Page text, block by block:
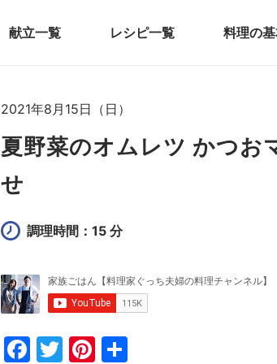
献立一覧 レシピ一覧 料理の
2021年8月15日（日）
夏野菜のオムレツ かつお
せ
調理時間：15 分
F
T
Pi